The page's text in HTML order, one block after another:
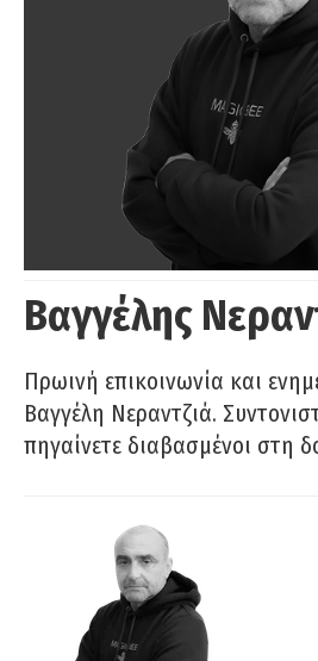
Βαγγέλης
Πρωινή επικοινωνία και
Βαγγέλη Νεραντζιά.
πηγαίνετε διαβασμένοι στη